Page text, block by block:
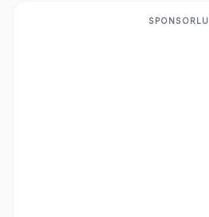
SPONSORLU